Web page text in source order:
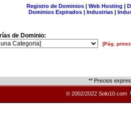
Registro de Dominios| Web Hosting |
Dominios Expirados | Industrias |
de Dominio:
[Pág.
** Precios
© 2002/2022 Solo10.com